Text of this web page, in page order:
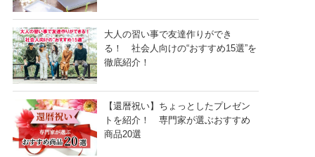
大人の習い事で友達作りができ
る！ 社会人向けの“おすすめ15選”を
徹底紹介！
【還暦祝い】ちょっとしたプレゼン
トを紹介！ 専門家が選ぶおすすめ
商品20選